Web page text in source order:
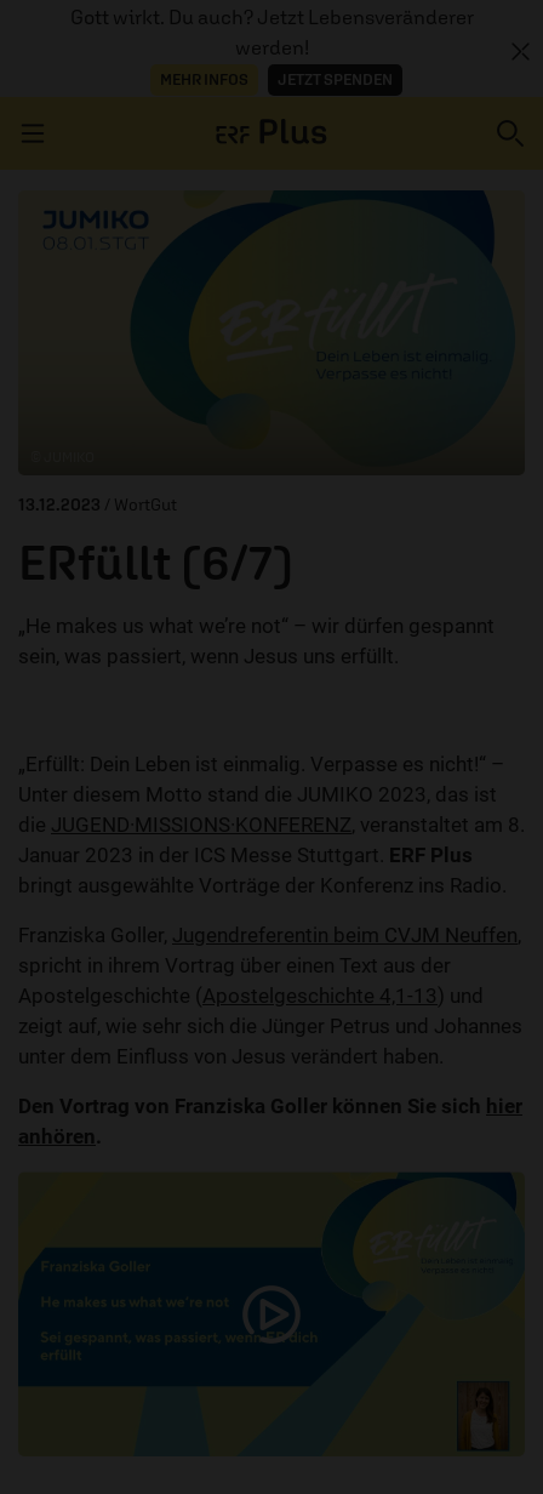
Gott wirkt. Du auch? Jetzt Lebensveränderer
werden!
MEHR INFOS JETZT SPENDEN
13.12.2023 / WortGut
ERfüllt (6/7)
„He makes us what we’re not“ – wir dürfen gespannt
sein, was passiert, wenn Jesus uns erfüllt.
„Erfüllt: Dein Leben ist einmalig. Verpasse es nicht!“ –
Unter diesem Motto stand die JUMIKO 2023, das ist
die JUGEND·MISSIONS·KONFERENZ, veranstaltet am 8.
Januar 2023 in der ICS Messe Stuttgart. ERF Plus
bringt ausgewählte Vorträge der Konferenz ins Radio.
Franziska Goller, Jugendreferentin beim CVJM Neuffen,
spricht in ihrem Vortrag über einen Text aus der
Apostelgeschichte (Apostelgeschichte 4,1-13) und
zeigt auf, wie sehr sich die Jünger Petrus und Johannes
unter dem Einfluss von Jesus verändert haben.
Den Vortrag von Franziska Goller können Sie sich hier
anhören.